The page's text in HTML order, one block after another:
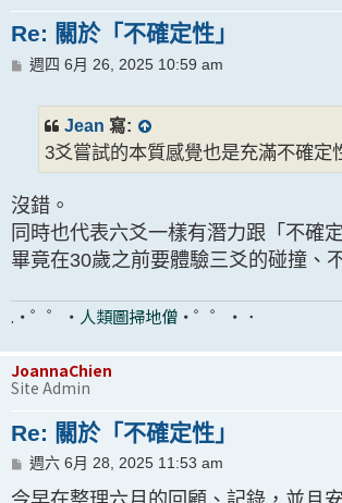
Re: 關於「不確定性」
文
週四 6月 26, 2025 10:59 am
Jean 寫:
3爻嘗試的本質感覺也是充滿不確定
沒錯。
同時也代表六爻一樣有潛力跟「不確
畢竟在30歲之前要體驗三爻的碰撞、
.・゜゜・ 人類圖掃地僧 ・゜゜・．
JoannaChien
Site Admin
Re: 關於「不確定性」
文
週六 6月 28, 2025 11:53 am